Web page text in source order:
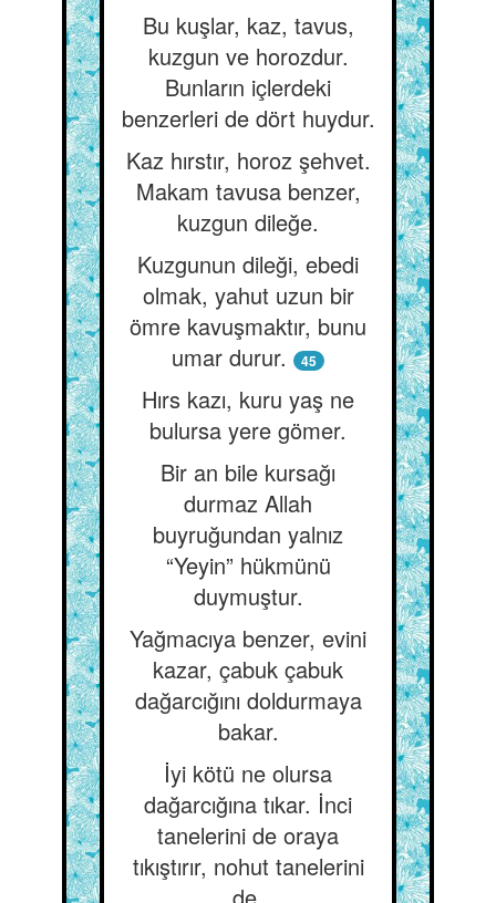
Bu kuşlar, kaz, tavus,
kuzgun ve horozdur.
Bunların içlerdeki
benzerleri de dört huydur.
Kaz hırstır, horoz şehvet.
Makam tavusa benzer,
kuzgun dileğe.
Kuzgunun dileği, ebedi
olmak, yahut uzun bir
ömre kavuşmaktır, bunu
umar durur.
45
Hırs kazı, kuru yaş ne
bulursa yere gömer.
Bir an bile kursağı
durmaz Allah
buyruğundan yalnız
“Yeyin” hükmünü
duymuştur.
Yağmacıya benzer, evini
kazar, çabuk çabuk
dağarcığını doldurmaya
bakar.
İyi kötü ne olursa
dağarcığına tıkar. İnci
tanelerini de oraya
tıkıştırır, nohut tanelerini